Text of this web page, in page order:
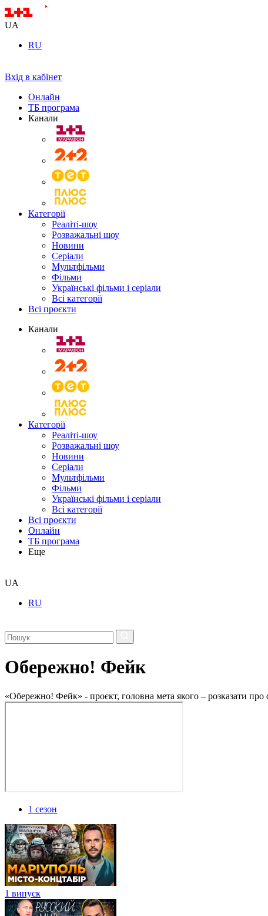
UA
RU
Вхід в кабінет
Онлайн
ТБ програма
Канали
Категорії
Реаліті-шоу
Розважальні шоу
Новини
Серіали
Мультфільми
Фільми
Українські фільми і серіали
Всі категорії
Всі проєкти
Канали
Категорії
Реаліті-шоу
Розважальні шоу
Новини
Серіали
Мультфільми
Фільми
Українські фільми і серіали
Всі категорії
Всі проєкти
Онлайн
ТБ програма
Еще
UA
RU
Обережно! Фейк
«Обережно! Фейк» - проєкт, головна мета якого – розказати
1 сезон
1 випуск